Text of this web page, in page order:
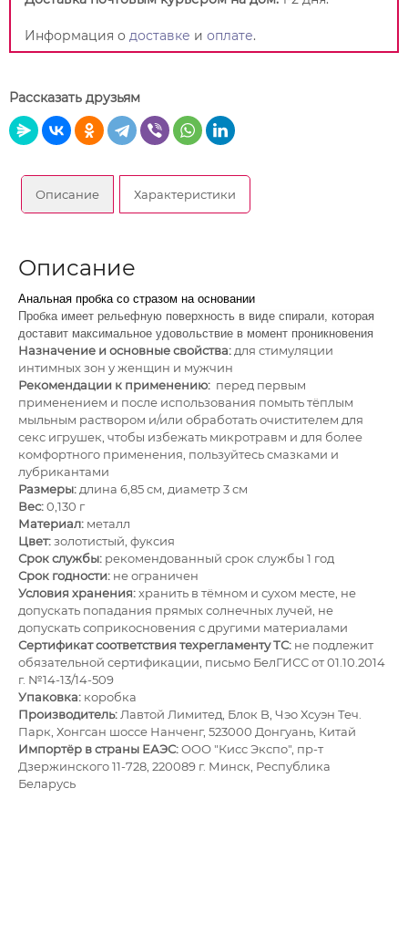
Информация о доставке и оплате.
Рассказать друзьям
Описание Характеристики
Описание
Анальная пробка со стразом на основании
Пробка имеет рельефную поверхность в виде спирали, которая
доставит максимальное удовольствие в момент проникновения
Назначение и основные свойства:для стимуляции
интимных зон у женщин и мужчин
Рекомендации к применению: перед первым
применением и после использования помыть тёплым
мыльным раствором и/или обработать очистителем для
секс игрушек, чтобы избежать микротравм и для более
комфортного применения, пользуйтесь смазками и
лубрикантами
Размеры:длина 6,85 см, диаметр 3 см
Вес:0,130 г
Материал: металл
Цвет:золотистый, фуксия
Срок службы: рекомендованный срок службы 1 год
Срок годности: не ограничен
Условия хранения:хранить в тёмном и сухом месте, не
допускать попадания прямых солнечных лучей, не
допускать соприкосновения с другими материалами
Сертификат соответствия техрегламенту ТС: не подлежит
обязательной сертификации, письмо БелГИСС от 01.10.2014
г. №14-13/14-509
Упаковка: коробка
Производитель:Лавтой Лимитед, Блок B, Чэо Хсуэн Теч.
Парк, Хонгсан шоссе Нанченг, 523000 Донгуань, Китай
Импортёр в страны ЕАЭС:ОOО "Кисс Экспо", пр-т
Дзержинского 11-728, 220089 г. Минск, Республика
Беларусь